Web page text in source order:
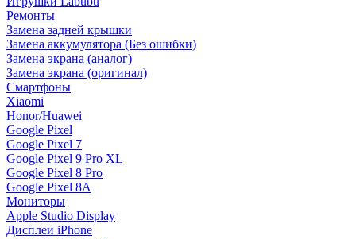
Ремонты
Замена задней крышки
Замена аккумулятора (Без ошибки)
Замена экрана (аналог)
Замена экрана (оригинал)
Смартфоны
Xiaomi
Honor/Huawei
Google Pixel
Google Pixel 7
Google Pixel 9 Pro XL
Google Pixel 8 Pro
Google Pixel 8A
Мониторы
Apple Studio Display
Дисплеи iPhone